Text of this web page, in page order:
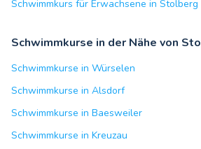
Schwimmkurs für Erwachsene in Stolberg
Schwimmkurse in der Nähe von
Schwimmkurse in Würselen
Schwimmkurse in Alsdorf
Schwimmkurse in Baesweiler
Schwimmkurse in Kreuzau